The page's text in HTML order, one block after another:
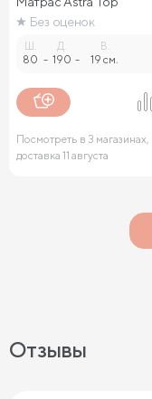
Без оценок
Ш.
80 -
Д.
190 -
В.
19 см.
Посмотреть в 3 магазинах,
доставка 11 августа
Отзывы